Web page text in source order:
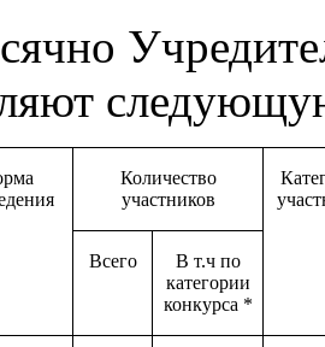
Количество
участников
Всего
В т.ч по
категории
конкурса *